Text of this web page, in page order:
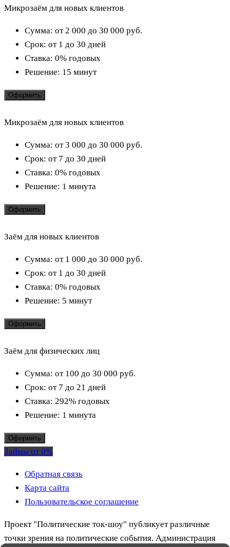
Микрозаём для новых клиентов
Сумма: от 2 000 до 30 000 руб.
Срок: от 1 до 30 дней
Ставка: 0% годовых
Решение: 15 минут
Оформить
Микрозаём для новых клиентов
Сумма: от 3 000 до 30 000 руб.
Срок: от 7 до 30 дней
Ставка: 0% годовых
Решение: 1 минута
Оформить
Заём для новых клиентов
Сумма: от 1 000 до 30 000 руб.
Срок: от 1 до 30 дней
Ставка: 0% годовых
Решение: 5 минут
Оформить
Заём для физических лиц
Сумма: от 100 до 30 000 руб.
Срок: от 7 до 21 дней
Ставка: 292% годовых
Решение: 1 минута
Оформить
Займы от 0%
Обратная связь
Карта сайта
Пользовательское соглашение
Проект "Политические ток-шоу" публикует различные
точки зрения на политические события. Администрация